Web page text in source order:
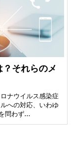
それらのメ
ナウイルス感染症
への対応、いわゆ
問わず…